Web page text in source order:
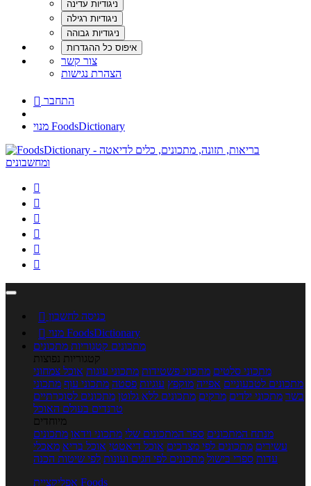
צור קשר
הצהרת נגישות
 התחבר
מנוי FoodsDictionary






 כניסה לחשבון

מנוי FoodsDictionary
מתכונים קטגוריות מתכונים
קטגוריות נפוצות
מתכוני סלטים מתכוני פשטידות מתכוני עוגות אוכל צמחוני
מתכונים לטבעוניים אפייה מוקפץ עוגיות פסטה מתכוני עוף מתכוני
בשר מתכוני ילדים מרקים מתכונים ללא גלוטן מתכונים לסוכרתיים
טרנדים בעולם האוכל
מיוחדים
מנתח המתכונים ספר המתכונים שלי מתכוני וידאו מתכונים
עשירים מתכונים לפי מצרכים אוכל דיאטטי אוכל בריא מאכלי
עדות ספרי בישול מתכונים לפי חגים ועונות לפי שיטות הכנה
אפליקציית Foods